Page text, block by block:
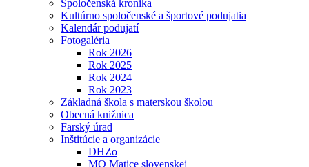
Spoločenská kronika
Kultúrno spoločenské a športové podujatia
Kalendár podujatí
Fotogaléria
Rok 2026
Rok 2025
Rok 2024
Rok 2023
Základná škola s materskou školou
Obecná knižnica
Farský úrad
Inštitúcie a organizácie
DHZo
MO Matice slovenskej